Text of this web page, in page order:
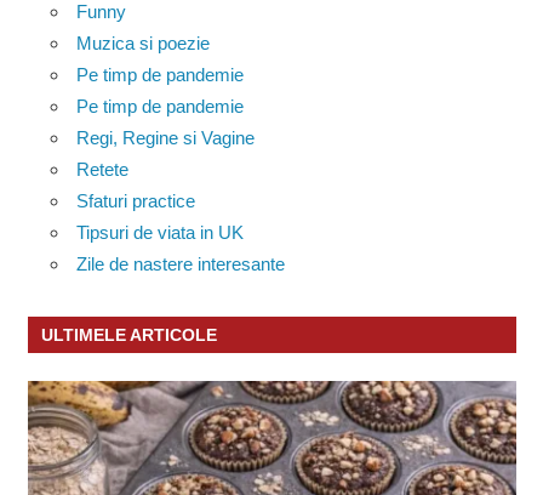
Funny
Muzica si poezie
Pe timp de pandemie
Pe timp de pandemie
Regi, Regine si Vagine
Retete
Sfaturi practice
Tipsuri de viata in UK
Zile de nastere interesante
ULTIMELE ARTICOLE